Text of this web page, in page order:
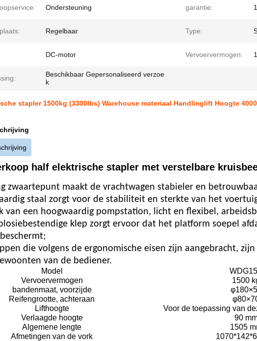
Ondersteuning garantie:
Regelbaar Type:
DC-motor Vervoervermogen:
Beschikbaar Gepersonaliseerd verzoe
k
stapler 1500kg (3300lbs) Warehouse materiaal Handlinglift Hoogte
half elektrische stapler met verstelbare
zwaartepunt maakt de vrachtwagen stabieler en
staal zorgt voor de stabiliteit en sterkte van het
van een hoogwaardig pompstation, licht en flexibel,
klep zorgt ervoor dat het platform soepel
die volgens de ergonomische eisen zijn aangebracht,
van de bediener.
Model
Vervoervermogen
1500
bandenmaat, voorzijde
Reifengrootte, achteraan
Lifthoogte
Voor de toepassing van
Verlaagde hoogte
90
Algemene lengte
1505
Afmetingen van de vork